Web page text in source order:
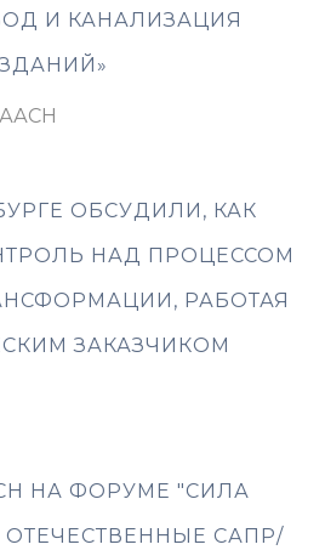
И КАНАЛИЗАЦИЯ
ЗДАНИЙ»
ОБСУДИЛИ, КАК
НАД ПРОЦЕССОМ
РАБОТАЯ
ЗАКАЗЧИКОМ
НА ФОРУМЕ "СИЛА
САПР/